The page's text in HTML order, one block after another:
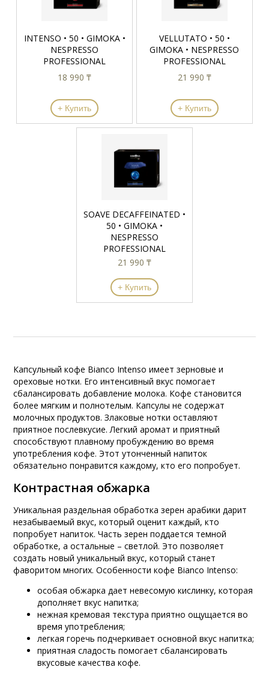
INTENSO • 50 • GIMOKA •
NESPRESSO
PROFESSIONAL
18 990 ₸
+ Купить
VELLUTATO • 50 •
GIMOKA • NESPRESSO
PROFESSIONAL
21 990 ₸
+ Купить
SOAVE DECAFFEINATED •
50 • GIMOKA •
NESPRESSO
PROFESSIONAL
21 990 ₸
+ Купить
Капсульный кофе Bianco Intenso имеет зерновые и
ореховые нотки. Его интенсивный вкус помогает
сбалансировать добавление молока. Кофе становится
более мягким и полнотелым. Капсулы не содержат
молочных продуктов. Злаковые нотки оставляют
приятное послевкусие. Легкий аромат и приятный
способствуют плавному пробуждению во время
употребления кофе. Этот утонченный напиток
обязательно понравится каждому, кто его попробует.
Контрастная обжарка
Уникальная раздельная обработка зерен арабики дарит
незабываемый вкус, который оценит каждый, кто
попробует напиток. Часть зерен поддается темной
обработке, а остальные – светлой. Это позволяет
создать новый уникальный вкус, который станет
фаворитом многих. Особенности кофе Bianco Intenso:
особая обжарка дает невесомую кислинку, которая
дополняет вкус напитка;
нежная кремовая текстура приятно ощущается во
время употребления;
легкая горечь подчеркивает основной вкус напитка;
приятная сладость помогает сбалансировать
вкусовые качества кофе.